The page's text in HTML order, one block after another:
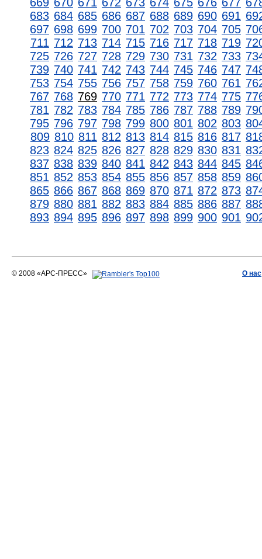
683 684 685 686 687 688 689 690 691
697 698 699 700 701 702 703 704 705
711 712 713 714 715 716 717 718 719
725 726 727 728 729 730 731 732 733
739 740 741 742 743 744 745 746 747
753 754 755 756 757 758 759 760 761
767 768 769 770 771 772 773 774 775
781 782 783 784 785 786 787 788 789
795 796 797 798 799 800 801 802 803
809 810 811 812 813 814 815 816 817
823 824 825 826 827 828 829 830 831
837 838 839 840 841 842 843 844 845
851 852 853 854 855 856 857 858 859
865 866 867 868 869 870 871 872 873
879 880 881 882 883 884 885 886 887
893 894 895 896 897 898 899 900 901
© 2008 «АРС-ПРЕСС» О нас